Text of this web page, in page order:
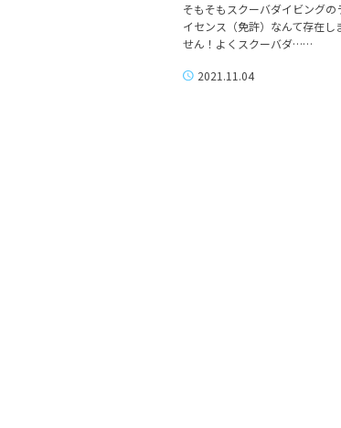
そもそもスクーバダイビングの
イセンス（免許）なんて存在し
せん！よくスクーバダ……
2021.11.04